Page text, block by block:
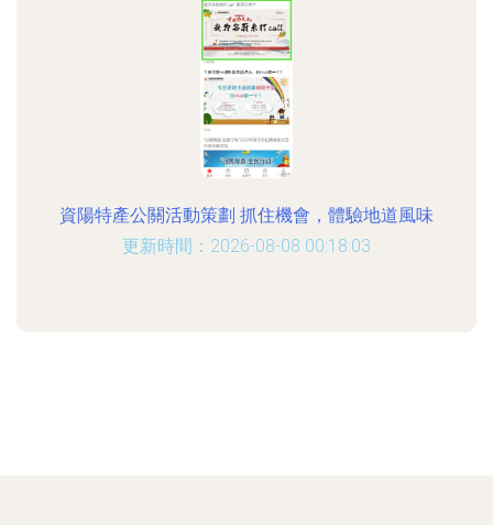
資陽特產公關活動策劃 抓住機會，體驗地道風味
更新時間：2026-08-08 00:18:03